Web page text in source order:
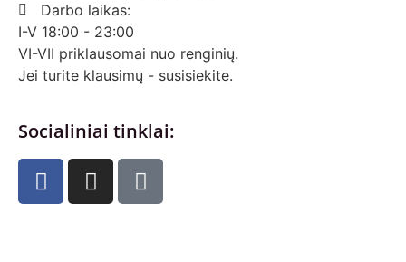
Darbo laikas:
I-V 18:00 - 23:00
VI-VII priklausomai nuo renginių.
Jei turite klausimų - susisiekite.
Socialiniai tinklai: